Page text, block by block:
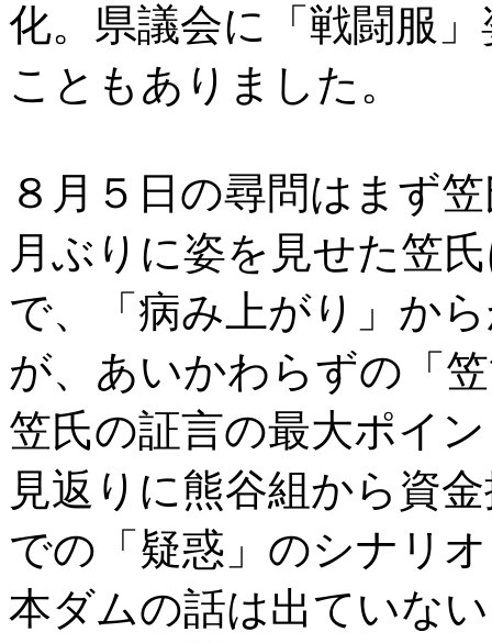
化。県議会に「戦闘服
こともありました。
８月５日の尋問はまず
月ぶりに姿を見せた笠
で、「病み上がり」か
が、あいかわらずの「
笠氏の証言の最大ポイ
見返りに熊谷組から資
での「疑惑」のシナリ
本ダムの話は出ていな